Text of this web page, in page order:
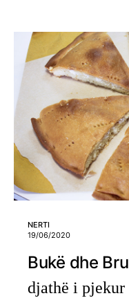
NERTI
19/06/2020
Bukë dhe
djathë i pjekur